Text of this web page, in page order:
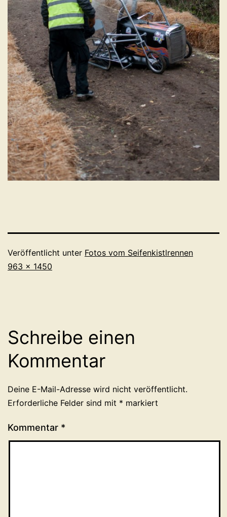
Veröffentlicht unter Fotos vom Seifenkistlrennen
Originalgröße
963 × 1450
Schreibe einen
Kommentar
Deine E-Mail-Adresse wird nicht veröffentlicht.
Erforderliche Felder sind mit * markiert
Kommentar *